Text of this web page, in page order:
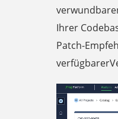
Ihrer
Patch-